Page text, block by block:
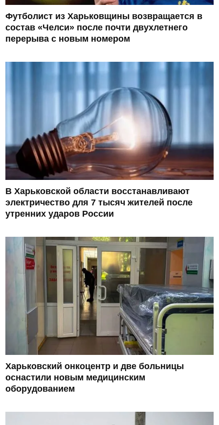
Футболист из Харьковщины возвращается в
состав «Челси» после почти двухлетнего
перерыва с новым номером
В Харьковской области восстанавливают
электричество для 7 тысяч жителей после
утренних ударов России
Харьковский онкоцентр и две больницы
оснастили новым медицинским
оборудованием